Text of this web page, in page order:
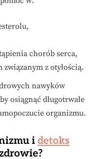
chorób serca,
z otyłością.
nawyków
osiągnąć długotrwałe
organizmu.
i detoks